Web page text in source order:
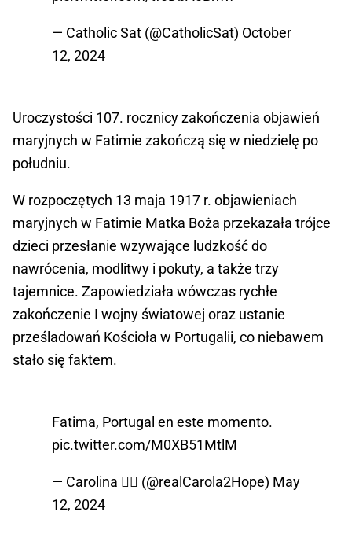
— Catholic Sat (@CatholicSat) October
12, 2024
Uroczystości 107. rocznicy zakończenia objawień
maryjnych w Fatimie zakończą się w niedzielę po
południu.
W rozpoczętych 13 maja 1917 r. objawieniach
maryjnych w Fatimie Matka Boża przekazała trójce
dzieci przesłanie wzywające ludzkość do
nawrócenia, modlitwy i pokuty, a także trzy
tajemnice. Zapowiedziała wówczas rychłe
zakończenie I wojny światowej oraz ustanie
prześladowań Kościoła w Portugalii, co niebawem
stało się faktem.
Fatima, Portugal en este momento.
pic.twitter.com/M0XB51MtlM
— Carolina ❤️‍🔥 (@realCarola2Hope) May
12, 2024